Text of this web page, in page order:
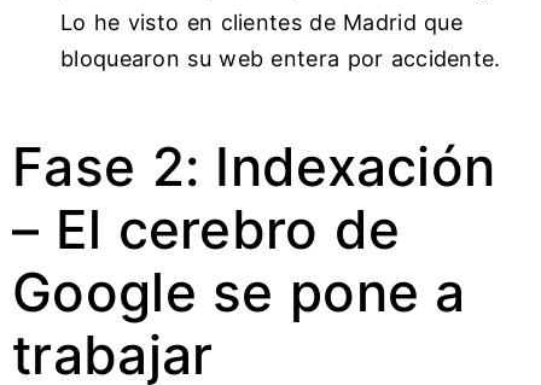
Lo he visto en clientes de Madrid que
bloquearon su web entera por accidente.
Fase 2: Indexación
– El cerebro de
Google se pone a
trabajar